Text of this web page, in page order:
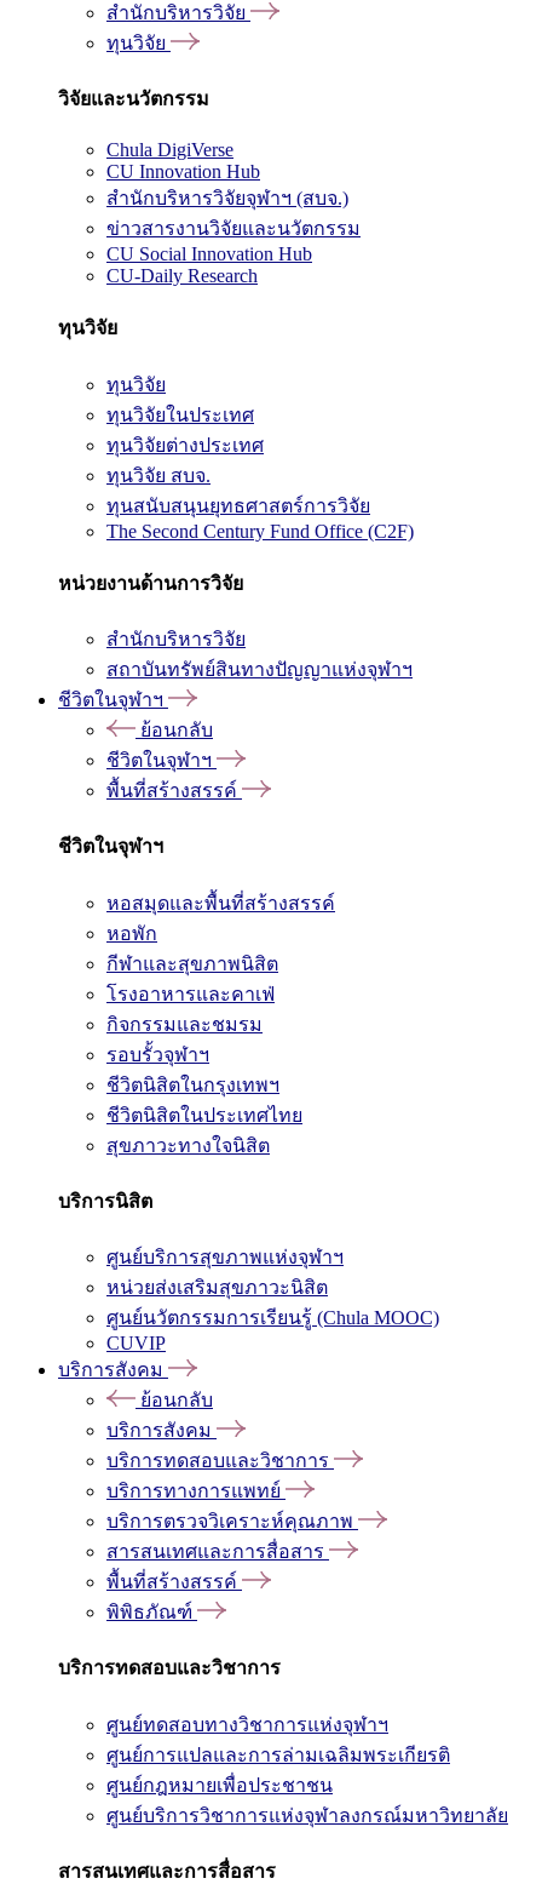
สำนักบริหารวิจัย
ทุนวิจัย
วิจัยและนวัตกรรม
Chula DigiVerse
CU Innovation Hub
สำนักบริหารวิจัยจุฬาฯ (สบจ.)
ข่าวสารงานวิจัยและนวัตกรรม
CU Social Innovation Hub
CU-Daily Research
ทุนวิจัย
ทุนวิจัย
ทุนวิจัยในประเทศ
ทุนวิจัยต่างประเทศ
ทุนวิจัย สบจ.
ทุนสนับสนุนยุทธศาสตร์การวิจัย
The Second Century Fund Office (C2F)
หน่วยงานด้านการวิจัย
สำนักบริหารวิจัย
สถาบันทรัพย์สินทางปัญญาแห่งจุฬาฯ
ชีวิตในจุฬาฯ
ย้อนกลับ
ชีวิตในจุฬาฯ
พื้นที่สร้างสรรค์
ชีวิตในจุฬาฯ
หอสมุดและพื้นที่สร้างสรรค์
หอพัก
กีฬาและสุขภาพนิสิต
โรงอาหารและคาเฟ่
กิจกรรมและชมรม
รอบรั้วจุฬาฯ
ชีวิตนิสิตในกรุงเทพฯ
ชีวิตนิสิตในประเทศไทย
สุขภาวะทางใจนิสิต
บริการนิสิต
ศูนย์บริการสุขภาพแห่งจุฬาฯ
หน่วยส่งเสริมสุขภาวะนิสิต
ศูนย์นวัตกรรมการเรียนรู้ (Chula MOOC)
CUVIP
บริการสังคม
ย้อนกลับ
บริการสังคม
บริการทดสอบและวิชาการ
บริการทางการแพทย์
บริการตรวจวิเคราะห์คุณภาพ
สารสนเทศและการสื่อสาร
พื้นที่สร้างสรรค์
พิพิธภัณฑ์
บริการทดสอบและวิชาการ
ศูนย์ทดสอบทางวิชาการแห่งจุฬาฯ
ศูนย์การแปลและการล่ามเฉลิมพระเกียรติ
ศูนย์กฎหมายเพื่อประชาชน
ศูนย์บริการวิชาการแห่งจุฬาลงกรณ์มหาวิทยาลัย
สารสนเทศและการสื่อสาร